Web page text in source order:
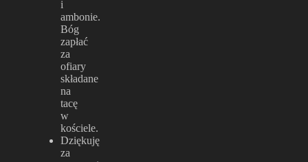
i
ambonie.
Bóg
zapłać
za
ofiary
składane
na
tacę
w
kościele.
Dziękuję
za